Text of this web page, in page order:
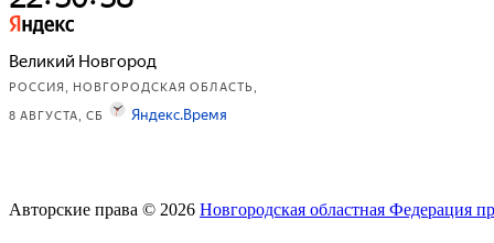
Авторские права © 2026 Новгородская областная Федерация